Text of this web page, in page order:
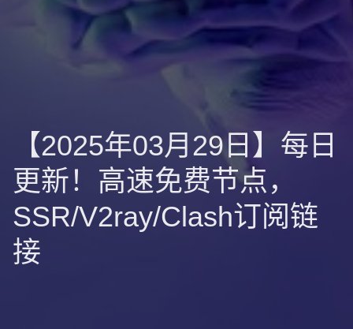
【2025年03月29日】每日
更新！高速免费节点，
SSR/V2ray/Clash订阅链
接